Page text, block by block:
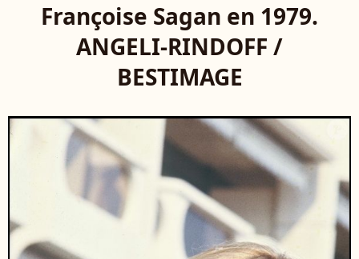
Françoise Sagan en 1979.
ANGELI-RINDOFF /
BESTIMAGE